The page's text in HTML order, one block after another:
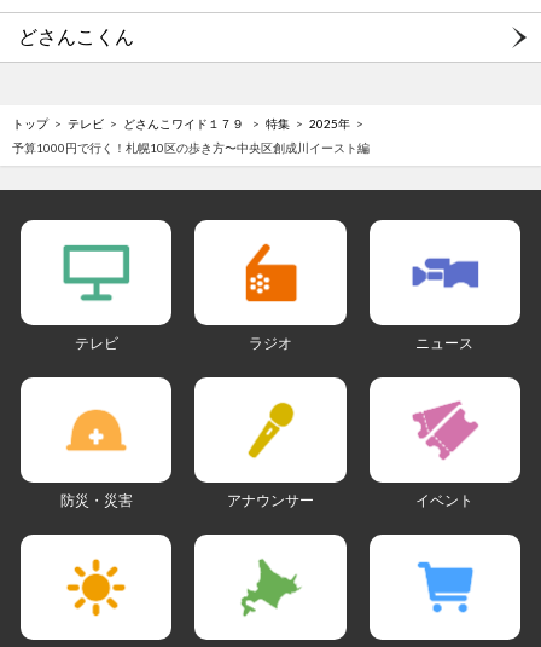
どさんこくん
トップ テレビ どさんこワイド１７９ 特集
2025年
予算1000円で行く！札幌10区の歩き方〜中央区創成川イースト編
テレビ ラジオ ニュース
防災・災害 アナウンサー イベント